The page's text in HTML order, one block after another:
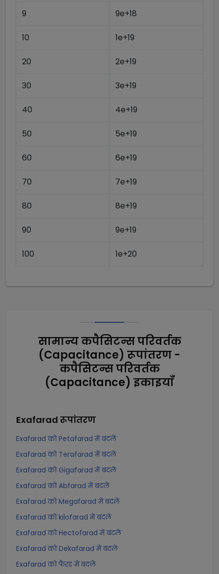
9 9e+18
10 1e+19
20 2e+19
30 3e+19
40 4e+19
50 5e+19
60 6e+19
70 7e+19
80 8e+19
90 9e+19
100 1e+20
सामान्य कपैसिटन्स परिवर्तक
(Capacitance) रूपांतरण -
कपैसिटन्स परिवर्तक
(Capacitance) इकाइयाँ
Exafarad रूपांतरण
Exafarad को Petafarad में बदलें
Exafarad को Terafarad में बदलें
Exafarad को Gigafarad में बदलें
Exafarad को Abfarad में बदलें
Exafarad को Megafarad में बदलें
Exafarad को kilofarad में बदलें
Exafarad को Hectofarad में बदलें
Exafarad को Dekafarad में बदलें
Exafarad को फैरड में बदलें